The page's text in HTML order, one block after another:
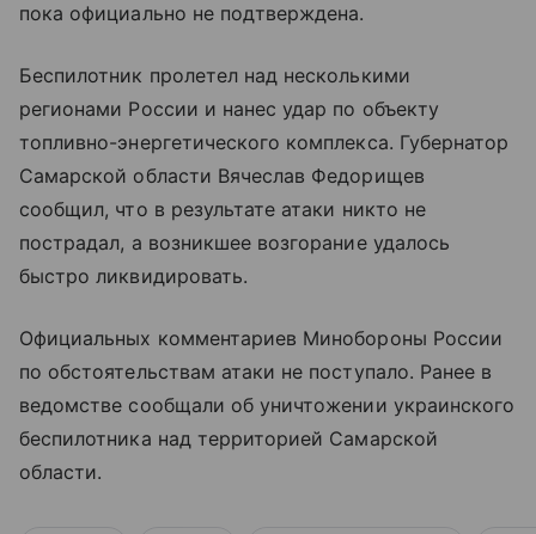
пока официально не подтверждена.
Беспилотник пролетел над несколькими
регионами России и нанес удар по объекту
топливно-энергетического комплекса. Губернатор
Самарской области Вячеслав Федорищев
сообщил, что в результате атаки никто не
пострадал, а возникшее возгорание удалось
быстро ликвидировать.
Официальных комментариев Минобороны России
по обстоятельствам атаки не поступало. Ранее в
ведомстве сообщали об уничтожении украинского
беспилотника над территорией Самарской
области.